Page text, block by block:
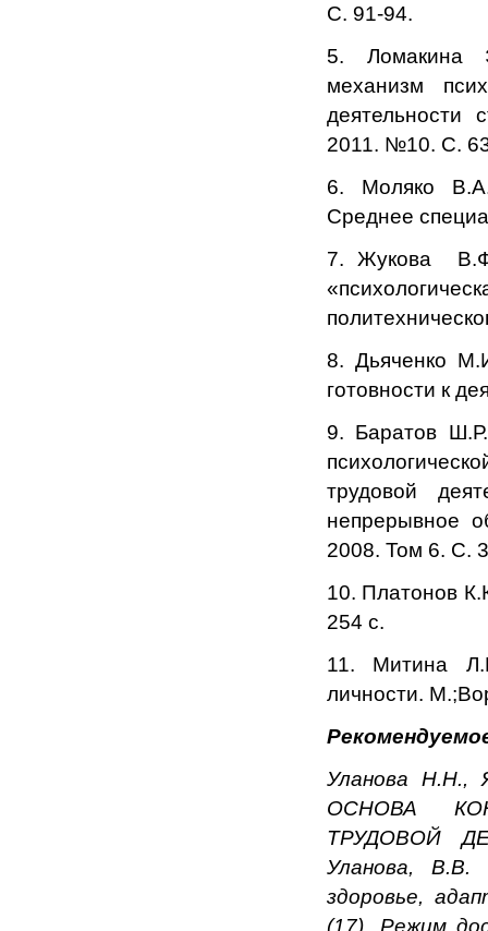
С. 91-94.
5. Ломакина
механизм
деятельности
2011. №10. С.
6. Моляко В.А.
Среднее
7. Жукова В.Ф.
8. Дьяченко
готовности к
9. Баратов
трудовой
непрерывное
2008. Том 6. С.
10. Платонов
254 с.
11. Митина
личности.
Уланова
ОСНОВА
ТРУДОВОЙ
Уланова, В.В.
здоровье,
(17). Режим